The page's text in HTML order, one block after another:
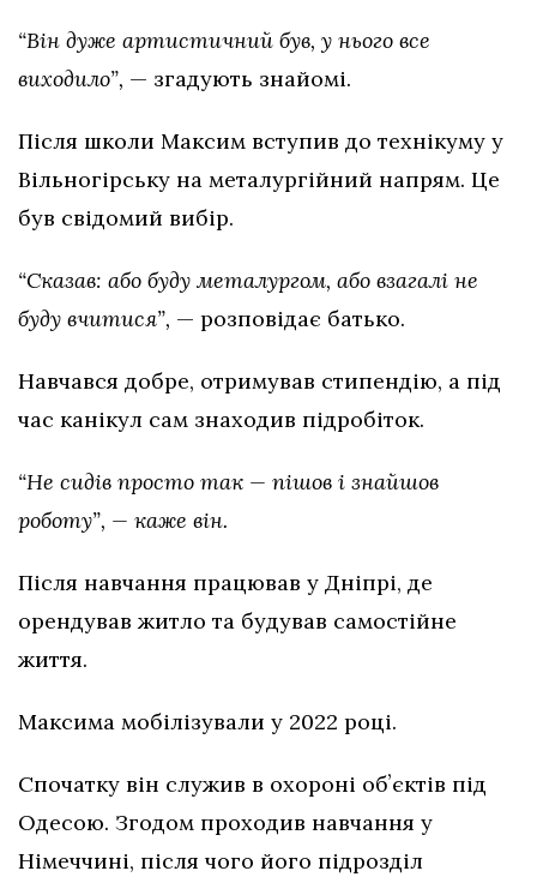
“Він дуже артистичний був, у нього все
виходило”, — згадують знайомі.
Після школи Максим вступив до технікуму у
Вільногірську на металургійний напрям. Це
був свідомий вибір.
“Сказав: або буду металургом, або взагалі не
буду вчитися”, — розповідає батько.
Навчався добре, отримував стипендію, а під
час канікул сам знаходив підробіток.
“Не сидів просто так — пішов і знайшов
роботу”, — каже він.
Після навчання працював у Дніпрі, де
орендував житло та будував самостійне
життя.
Максима мобілізували у 2022 році.
Спочатку він служив в охороні обʼєктів під
Одесою. Згодом проходив навчання у
Німеччині, після чого його підрозділ